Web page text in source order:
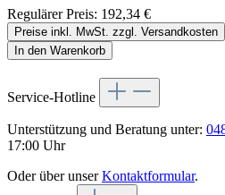
Regulärer Preis: 192,34 €
Preise inkl. MwSt. zzgl. Versandkosten
In den Warenkorb
Service-Hotline
Unterstützung und Beratung unter:
17:00 Uhr
Oder über unserKontaktformular.